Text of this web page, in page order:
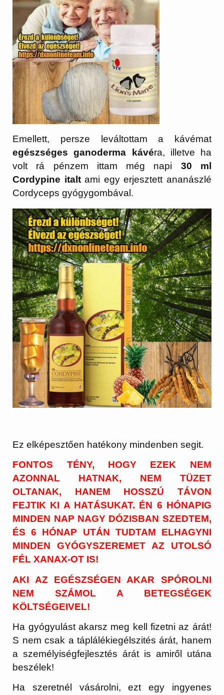
Emellett, persze leváltottam a kávémat
egészséges ganoderma kávéra, illetve ha
volt rá pénzem ittam még napi 30 ml
Cordypine italtami egy erjesztett ananászlé
Cordyceps gyógygombával.
Ez elképesztően hatékony mindenben segit.
FONTOS TÉNY, HOGY EZEK NEM
AZONNAL HATNAK, NEM TÜZET
OLTANAK, HANEM HOSSZÚ TÁVON
FEJTIK KI A HATÁSUKAT. ÉN 6 HÓNAPIG
MINDEN NAP NAGY DÓZISBAN SZEDTEM,
ÉS 6 HÓNAP UTÁN TUDTAM ELHAGYNI
MINDEN GYÓGYSZEREMET AZ UTOLSÓ
FÉL XANAX-OT IS!
AKI AZ EGÉSZSÉGEN AKAR SPÓROLNI
NEM SZÁMOL A BETEGSÉGEK
KÖLTSÉGEIVEL!
Ha gyógyulást akarsz meg kell fizetni az árát!
S nem csak a táplálékiegélszités árát, hanem
a személyiségfejlesztés árát is amiről utána
beszélek!
Ha szeretnél vásárolni, ezt egy ingyenes